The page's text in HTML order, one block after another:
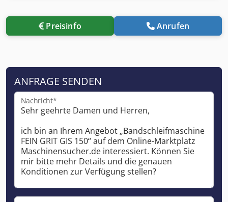
Preisinfo Anrufen
ANFRAGE SENDEN
Nachricht*